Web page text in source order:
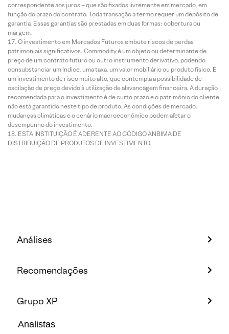
correspondente aos juros – que são fixados livremente em mercado, em
função do prazo do contrato. Toda transação a termo requer um depósito de
garantia. Essas garantias são prestadas em duas formas: cobertura ou
margem.
O investimento em Mercados Futuros embute riscos de perdas
patrimoniais significativos. Commodity é um objeto ou determinante de
preço de um contrato futuro ou outro instrumento derivativo, podendo
consubstanciar um índice, uma taxa, um valor mobiliário ou produto físico. É
um investimento de risco muito alto, que contempla a possibilidade de
oscilação de preço devido à utilização de alavancagem financeira. A duração
recomendada para o investimento é de curto prazo e o patrimônio do cliente
não está garantido neste tipo de produto. As condições de mercado,
mudanças climáticas e o cenário macroeconômico podem afetar o
desempenho do investimento.
ESTA INSTITUIÇÃO É ADERENTE AO CÓDIGO ANBIMA DE
DISTRIBUIÇÃO DE PRODUTOS DE INVESTIMENTO.
Análises
Recomendações
Grupo XP
Analistas